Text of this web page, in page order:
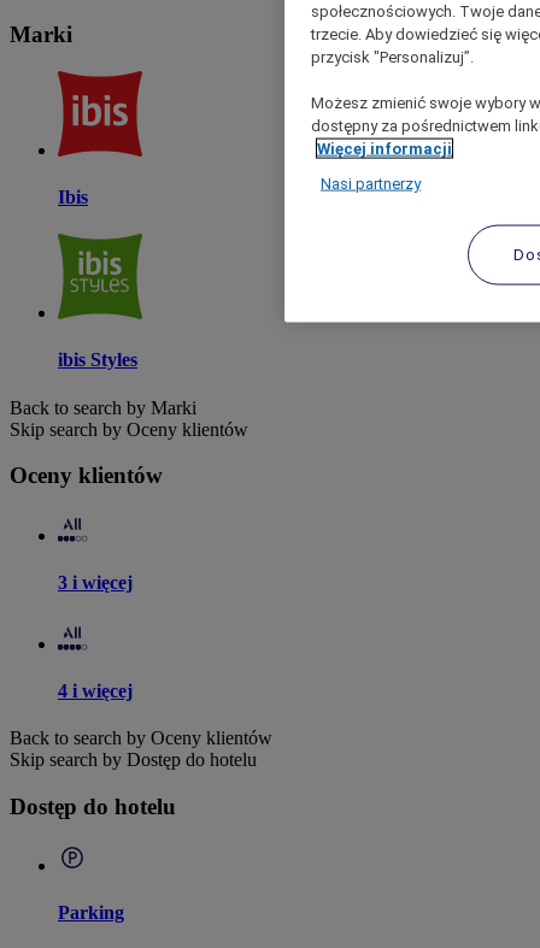
Marki
Ibis
ibis Styles
Back to search by Marki
Skip search by Oceny klientów
Oceny klientów
3 i więcej
4 i więcej
Back to search by Oceny klientów
Skip search by Dostęp do hotelu
Dostęp do hotelu
Parking
społecznościowych. Twoje
trzecie. Aby dowiedzieć się
przycisk "Personalizuj”.
Możesz zmienić swoje wybory
dostępny za pośrednictwem
Więcej informacji
Nasi partnerzy